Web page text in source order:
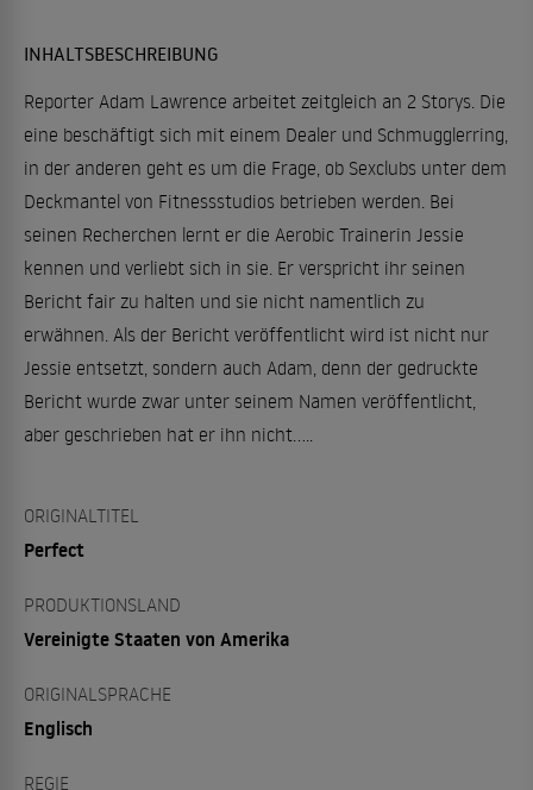
INHALTSBESCHREIBUNG
Reporter Adam Lawrence arbeitet zeitgleich an 2 Storys. Die
eine beschäftigt sich mit einem Dealer und Schmugglerring,
in der anderen geht es um die Frage, ob Sexclubs unter dem
Deckmantel von Fitnessstudios betrieben werden. Bei
seinen Recherchen lernt er die Aerobic Trainerin Jessie
kennen und verliebt sich in sie. Er verspricht ihr seinen
Bericht fair zu halten und sie nicht namentlich zu
erwähnen. Als der Bericht veröffentlicht wird ist nicht nur
Jessie entsetzt, sondern auch Adam, denn der gedruckte
Bericht wurde zwar unter seinem Namen veröffentlicht,
aber geschrieben hat er ihn nicht.....
ORIGINALTITEL
Perfect
PRODUKTIONSLAND
Vereinigte Staaten von Amerika
ORIGINALSPRACHE
Englisch
REGIE